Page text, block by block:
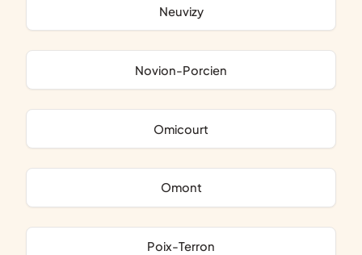
Neuvizy
Novion-Porcien
Omicourt
Omont
Poix-Terron